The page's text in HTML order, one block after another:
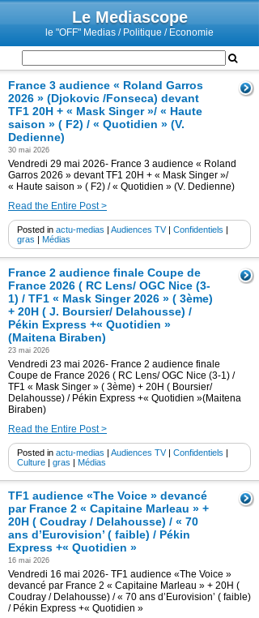
Le Mediascope
le "OFF" Medias / Politique / Economie
France 3 audience « Roland Garros
2026 » (Djokovic /Fonseca) devant
TF1 20H + « Mask Singer »/ « Haute
saison » ( F2) / « Quotidien » (V.
Dedienne)
30 mai 2026
Vendredi 29 mai 2026- France 3 audience « Roland
Garros 2026 » devant TF1 20H + « Mask Singer »/
« Haute saison » ( F2) / « Quotidien » (V. Dedienne)
Read the Entire Post >
Posted in actu-medias | Audiences TV| Confidentiels |
gras | Médias
France 2 audience finale Coupe de
France 2026 ( RC Lens/ OGC Nice (3-
1) / TF1 « Mask Singer 2026 » ( 3ème)
+ 20H ( J. Boursier/ Delahousse) /
Pékin Express +« Quotidien »
(Maitena Biraben)
23 mai 2026
Vendredi 23 mai 2026- France 2 audience finale
Coupe de France 2026 ( RC Lens/ OGC Nice (3-1) /
TF1 « Mask Singer » ( 3ème) + 20H ( Boursier/
Delahousse) / Pékin Express +« Quotidien »(Maitena
Biraben)
Read the Entire Post >
Posted in actu-medias | Audiences TV| Confidentiels |
Culture | gras | Médias
TF1 audience «The Voice » devancé
par France 2 « Capitaine Marleau » +
20H ( Coudray / Delahousse) / « 70
ans d’Eurovision’ ( faible) / Pékin
Express +« Quotidien »
16 mai 2026
Vendredi 16 mai 2026- TF1 audience «The Voice »
devancé par France 2 « Capitaine Marleau » + 20H (
Coudray / Delahousse) / « 70 ans d’Eurovision’ ( faible)
/ Pékin Express +« Quotidien »